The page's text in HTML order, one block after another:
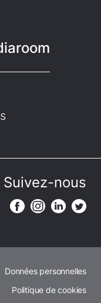
Suivez-nous
Données personnelles
Politique de cookies